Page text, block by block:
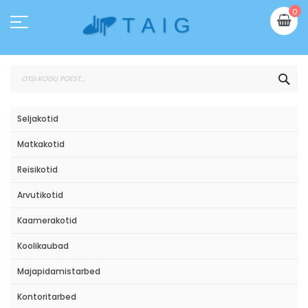
to
Content
0
Seljakotid
Matkakotid
Reisikotid
Arvutikotid
Kaamerakotid
Koolikaubad
Majapidamistarbed
Kontoritarbed